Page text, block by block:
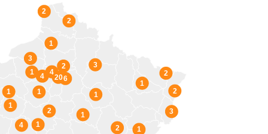
1
2 1
1
1
4 1
2
3
1
2
2
2
1
2
2
3
1
20
3
6
4
1
1
4